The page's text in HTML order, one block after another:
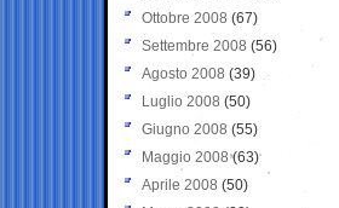
Ottobre 2008 (67)
Settembre 2008 (56)
Agosto 2008 (39)
Luglio 2008 (50)
Giugno 2008 (55)
Maggio 2008(63)
Aprile 2008 (50)